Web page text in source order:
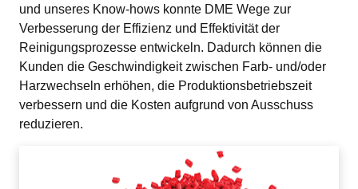
und unseres Know-hows konnte DME Wege zur
Verbesserung der Effizienz und Effektivität der
Reinigungsprozesse entwickeln. Dadurch können die
Kunden die Geschwindigkeit zwischen Farb- und/oder
Harzwechseln erhöhen, die Produktionsbetriebszeit
verbessern und die Kosten aufgrund von Ausschuss
reduzieren.